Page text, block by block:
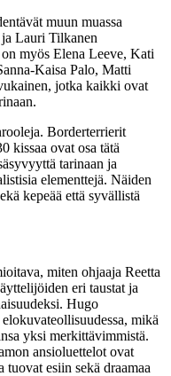
muun muassa
Lauri Tilkanen
myös Elena Leeve, Kati
Kaisa Palo, Matti
jotka kaikki ovat
Borderterrierit
kissaa ovat osa tätä
tarinaan ja
elementtejä. Näiden
kepeää että syvällistä
miten ohjaaja Reetta
eri taustat ja
Hugo
mikä
yksi merkittävimmistä.
ansioluettelot ovat
esiin sekä draamaa